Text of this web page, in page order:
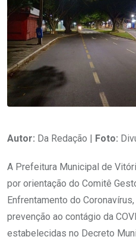
Autor: Da Redação | Foto:
A Prefeitura Municipal de
por orientação do Comitê
Enfrentamento do
prevenção ao contágio da
estabelecidas no Decreto